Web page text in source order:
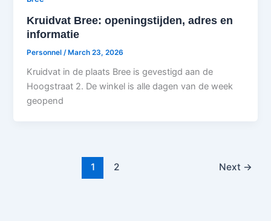
Kruidvat Bree: openingstijden, adres en
informatie
Personnel /March 23, 2026
Kruidvat in de plaats Bree is gevestigd aan de
Hoogstraat 2. De winkel is alle dagen van de week
geopend
1 2 Next →